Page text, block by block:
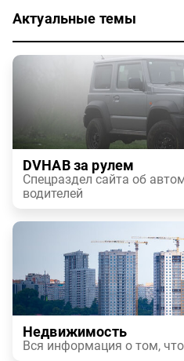
Актуальные темы
DVHAB за рулем
Спецраздел сайта об
водителей
Недвижимость
Вся информация о том,